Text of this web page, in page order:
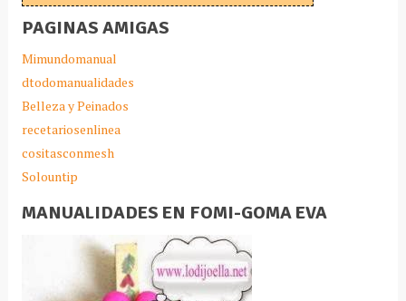
PAGINAS AMIGAS
Mimundomanual
dtodomanualidades
Belleza y Peinados
recetariosenlinea
cositasconmesh
Solountip
MANUALIDADES EN FOMI-GOMA EVA